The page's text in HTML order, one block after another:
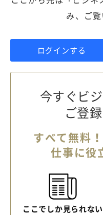
み、ご覧
ログインする
今すぐビ
ご登
すべて無料
仕事に役
ここでしか見られない